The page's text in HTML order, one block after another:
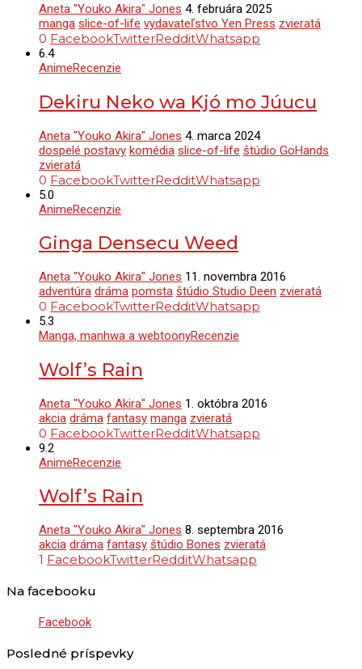
Aneta "Youko Akira" Jones 4. februára 2025
manga slice-of-life vydavateľstvo Yen Press zvieratá
0 FacebookTwitterRedditWhatsapp
6.4
AnimeRecenzie
Dekiru Neko wa Kjó mo Júucu
Aneta "Youko Akira" Jones 4. marca 2024
dospelé postavy komédia slice-of-life štúdio GoHands
zvieratá
0 FacebookTwitterRedditWhatsapp
5.0
AnimeRecenzie
Ginga Densecu Weed
Aneta "Youko Akira" Jones 11. novembra 2016
adventúra dráma pomsta štúdio Studio Deen zvieratá
0 FacebookTwitterRedditWhatsapp
5.3
Manga, manhwa a webtoonyRecenzie
Wolf’s Rain
Aneta "Youko Akira" Jones 1. októbra 2016
akcia dráma fantasy manga zvieratá
0 FacebookTwitterRedditWhatsapp
9.2
AnimeRecenzie
Wolf’s Rain
Aneta "Youko Akira" Jones 8. septembra 2016
akcia dráma fantasy štúdio Bones zvieratá
1 FacebookTwitterRedditWhatsapp
Na facebooku
Facebook
Posledné príspevky